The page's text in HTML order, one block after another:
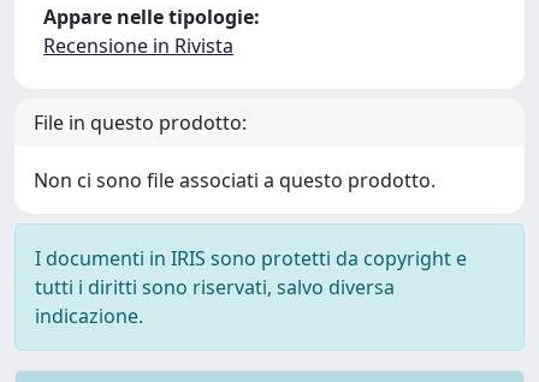
Appare nelle tipologie:
Recensione in Rivista
File in questo prodotto:
Non ci sono file associati a questo prodotto.
I documenti in IRIS sono protetti da copyright e
tutti i diritti sono riservati, salvo diversa
indicazione.